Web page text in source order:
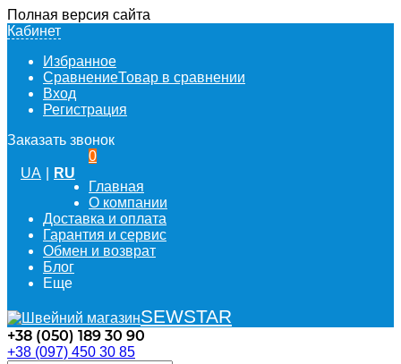
Полная версия сайта
Кабинет
Избранное
СравнениеТовар в сравнении
Вход
Регистрация
Заказать звонок
UA RU
0
Главная
О компании
Доставка и оплата
Гарантия и сервис
Обмен и возврат
Блог
Еще
SEWSTAR
+38 (050) 189 30 90
+38 (097) 450 30 85